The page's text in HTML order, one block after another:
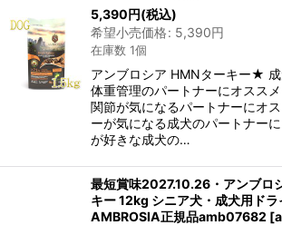
5,390円(税込)
希望小売価格: 5,390円
在庫数 1個
アンブロシア HMNターキー★ 成
体重管理のパートナーにオスス
関節が気になるパートナーにオ
ーが気になる成犬のパートナー
が好きな成犬の…
最短賞味2027.10.26・アンブロ
キー 12kg シニア犬・成犬用ドラ
AMBROSIA正規品amb07682 [